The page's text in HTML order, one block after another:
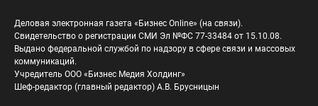
Деловая электронная газета «Бизнес Online» (на связи).
Свидетельство о регистрации СМИ Эл №ФС 77-33484 от 15.10.08.
Выдано федеральной службой по надзору в сфере связи и массовых
коммуникаций.
Учредитель ООО «Бизнес Медия Холдинг»
Шеф-редактор (главный редактор) А.В. Брусницын